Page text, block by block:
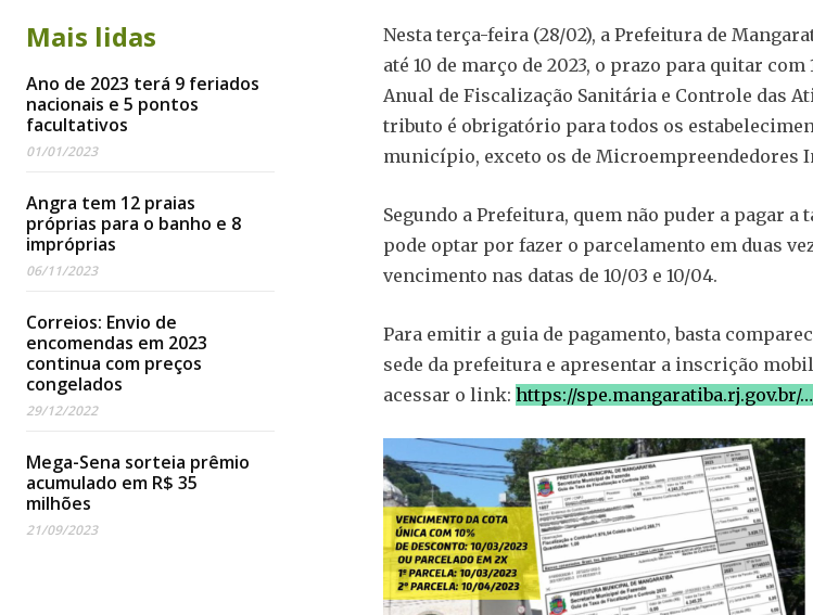
Mais lidas
Ano de 2023 terá 9 feriados
nacionais e 5 pontos
facultativos
01/01/2023
Angra tem 12 praias
próprias para o banho e 8
impróprias
06/11/2023
Correios: Envio de
encomendas em 2023
continua com preços
congelados
29/12/2022
Mega-Sena sorteia prêmio
acumulado em R$ 35
milhões
21/09/2023
Nesta terça-feira (28/02), a Prefeitura de
até 10 de março de 2023, o prazo para quitar com
Anual de Fiscalização Sanitária e Controle das
tributo é obrigatório para todos os
município, exceto os de Microempreendedores
Segundo a Prefeitura, quem não puder a pagar a
pode optar por fazer o parcelamento em duas
vencimento nas datas de 10/03 e 10/04.
Para emitir a guia de pagamento, basta
sede da prefeitura e apresentar a inscrição
acessar o link: https://spe.mangaratiba.rj.gov.br/